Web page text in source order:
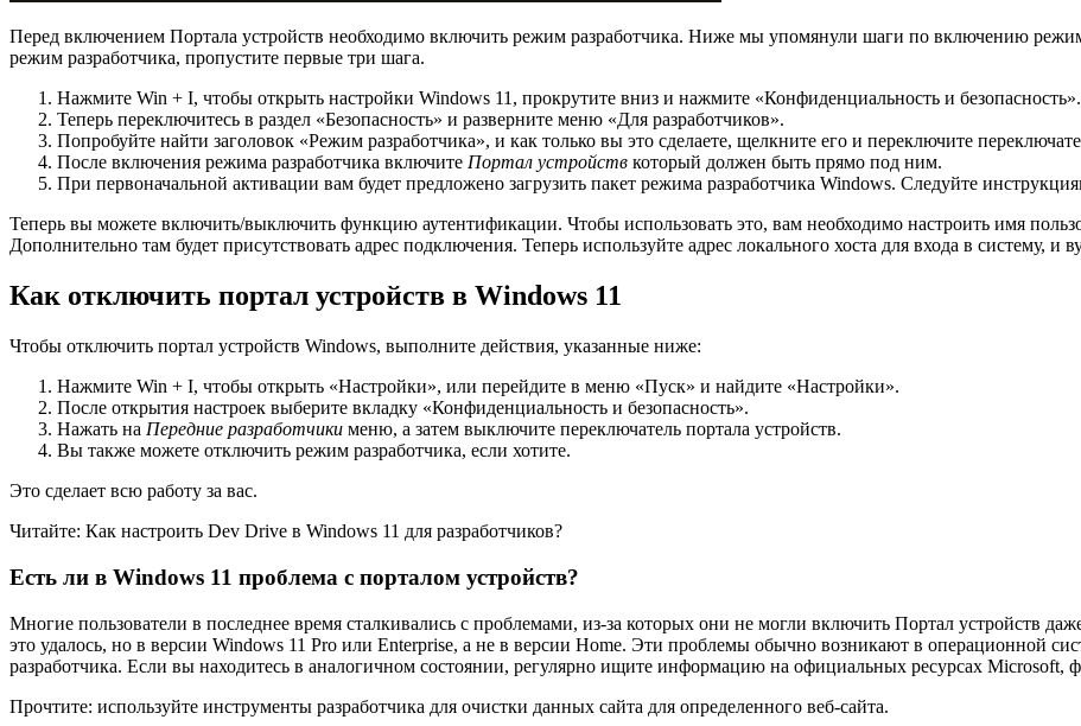
Перед включением Портала устройств необходимо включить режим разработчика. Ниже мы упомянули шаги по включению
режим разработчика, пропустите первые три шага.
Нажмите Win + I, чтобы открыть настройки Windows 11, прокрутите вниз и нажмите «Конфиденциальность и безопасность».
Теперь переключитесь в раздел «Безопасность» и разверните меню «Для разработчиков».
Попробуйте найти заголовок «Режим разработчика», и как только вы это сделаете, щелкните его и переключите
После включения режима разработчика включите Портал устройств который должен быть прямо под ним.
При первоначальной активации вам будет предложено загрузить пакет режима разработчика Windows. Следуйте
Теперь вы можете включить/выключить функцию аутентификации. Чтобы использовать это, вам необходимо настроить имя
Дополнительно там будет присутствовать адрес подключения. Теперь используйте адрес локального хоста для входа в систему, и
Как отключить портал устройств в Windows 11
Чтобы отключить портал устройств Windows, выполните действия, указанные ниже:
Нажмите Win + I, чтобы открыть «Настройки», или перейдите в меню «Пуск» и найдите «Настройки».
После открытия настроек выберите вкладку «Конфиденциальность и безопасность».
Нажать на Передние разработчики меню, а затем выключите переключатель портала устройств.
Вы также можете отключить режим разработчика, если хотите.
Это сделает всю работу за вас.
Читайте: Как настроить Dev Drive в Windows 11 для разработчиков?
Есть ли в Windows 11 проблема с порталом устройств?
Многие пользователи в последнее время сталкивались с проблемами, из-за которых они не могли включить Портал устройств
это удалось, но в версии Windows 11 Pro или Enterprise, а не в версии Home. Эти проблемы обычно возникают в операционной
разработчика. Если вы находитесь в аналогичном состоянии, регулярно ищите информацию на официальных ресурсах Microsoft,
Прочтите: используйте инструменты разработчика для очистки данных сайта для определенного веб-сайта.